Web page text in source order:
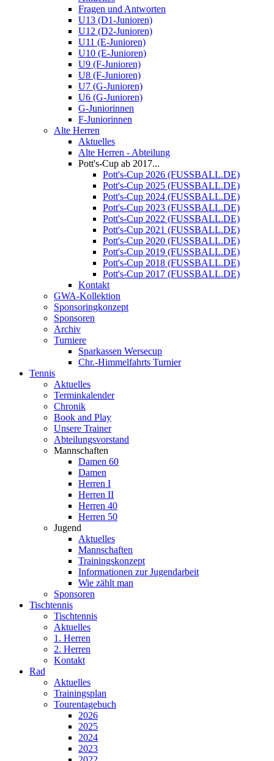
Fragen und Antworten
U13 (D1-Junioren)
U12 (D2-Junioren)
U11 (E-Junioren)
U10 (E-Junioren)
U9 (F-Junioren)
U8 (F-Junioren)
U7 (G-Junioren)
U6 (G-Junioren)
G-Juniorinnen
F-Juniorinnen
Alte Herren
Aktuelles
Alte Herren - Abteilung
Pott's-Cup ab 2017...
Pott's-Cup 2026 (FUSSBALL.DE)
Pott's-Cup 2025 (FUSSBALL.DE)
Pott's-Cup 2024 (FUSSBALL.DE)
Pott's-Cup 2023 (FUSSBALL.DE)
Pott's-Cup 2022 (FUSSBALL.DE)
Pott's-Cup 2021 (FUSSBALL.DE)
Pott's-Cup 2020 (FUSSBALL.DE)
Pott's-Cup 2019 (FUSSBALL.DE)
Pott's-Cup 2018 (FUSSBALL.DE)
Pott's-Cup 2017 (FUSSBALL.DE)
Kontakt
GWA-Kollektion
Sponsoringkonzept
Sponsoren
Archiv
Turniere
Sparkassen Wersecup
Chr.-Himmelfahrts Turnier
Tennis
Aktuelles
Terminkalender
Chronik
Book and Play
Unsere Trainer
Abteilungsvorstand
Mannschaften
Damen 60
Damen
Herren I
Herren II
Herren 40
Herren 50
Jugend
Aktuelles
Mannschaften
Trainingskonzept
Informationen zur Jugendarbeit
Wie zählt man
Sponsoren
Tischtennis
Tischtennis
Aktuelles
1. Herren
2. Herren
Kontakt
Rad
Aktuelles
Trainingsplan
Tourentagebuch
2026
2025
2024
2023